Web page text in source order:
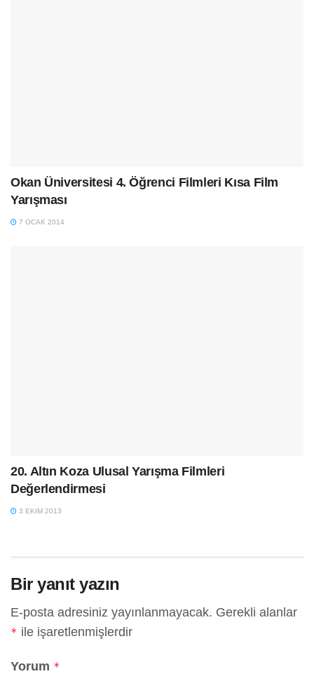
Okan Üniversitesi 4. Öğrenci Filmleri Kısa Film
Yarışması
7 OCAK 2014
20. Altın Koza Ulusal Yarışma Filmleri
Değerlendirmesi
3 EKIM 2013
Bir yanıt yazın
E-posta adresiniz yayınlanmayacak. Gerekli alanlar
* ile işaretlenmişlerdir
Yorum *